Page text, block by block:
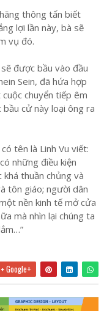
thông tấn biết
lợi lần này, bà sẽ
vụ đó.
được bầu vào đầu
Sein, đã hứa hợp
chuyển tiếp êm
cử này loại ông ra
tên là Linh Vu viết:
những điều kiện
thuần chủng và
tôn giáo; người dân
nền kinh tế mở cửa
mà nhìn lại chúng ta
Google+